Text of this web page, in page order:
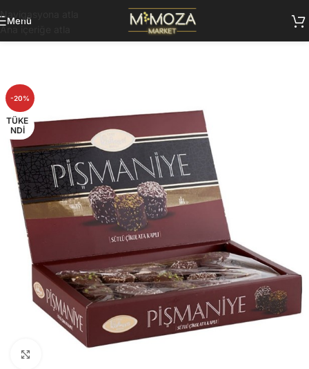
Navigasyona atla
Ana içeriğe atla
Menü
-20%
TÜKE
NDI